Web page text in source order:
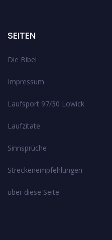
SEITEN
Die Bibel
Impressum
Laufsport 97/30 Lowick
Laufzitate
Sinnsprüche
Streckenempfehlungen
über diese Seite